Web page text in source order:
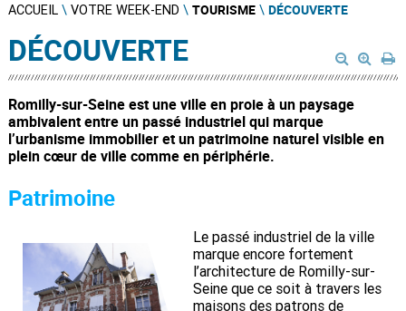
ACCUEIL\ VOTRE WEEK-END \ TOURISME\ DÉCOUVERTE
DÉCOUVERTE
Romilly-sur-Seine est une ville en proie à un paysage
ambivalent entre un passé industriel qui marque
l’urbanisme immobilier et un patrimoine naturel visible en
plein cœur de ville comme en périphérie.
Patrimoine
Le passé industriel de la ville
marque encore fortement
l’architecture de Romilly-sur-
Seine que ce soit à travers les
maisons des patrons de